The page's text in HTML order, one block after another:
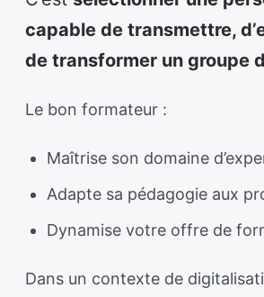
capable de transmettre,
de transformer un groupe
Le bon formateur :
Maîtrise son domaine
Adapte sa pédagogie aux
Dynamise votre offre de
Dans un contexte de